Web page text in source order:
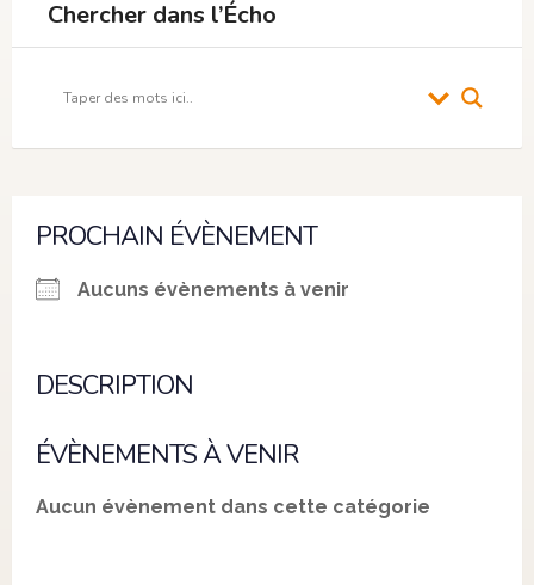
Chercher dans l’Écho
PROCHAIN ÉVÈNEMENT
Aucuns évènements à venir
DESCRIPTION
ÉVÈNEMENTS À VENIR
Aucun évènement dans cette catégorie